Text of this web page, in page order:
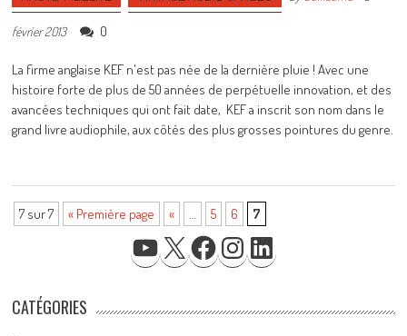
février 2013 0
La firme anglaise KEF n'est pas née de la dernière pluie ! Avec une
histoire forte de plus de 50 années de perpétuelle innovation, et des
avancées techniques qui ont fait date, KEF a inscrit son nom dans le
grand livre audiophile, aux côtés des plus grosses pointures du genre.
7 sur 7 « Première page « 5 6 7
YOUTUBE
X FACEBOOKINSTAGRAM
CATÉGORIES